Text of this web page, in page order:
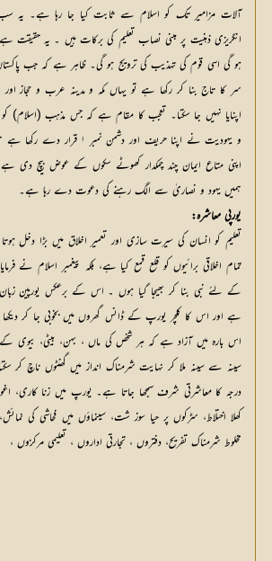
آلات مزامیر تک کو اسلام سے ثابت کیا جا رہا ہے۔ یہ سب
انگریزی ذہنیت پر مبنی نصاب تعلیم کی برکات ہیں ۔ یہ
ہو گی اسی قوم کی تہذیب کی ترویج ہو گی۔ ظاہر ہے کہ جب
سر کا تاج بنا کر رکھا ہے تو یہاں مکہ و مدینہ عرب و حجاز
اپنایا نہیں جا سکتا۔ تعجب کا مقام ہے کہ جس مذہب (اسلام)
و یہودیت نے اپنا حریف اور دشمن
اپنی متاع ایمان چند چمکدار کھوٹے سکوں کے عوض بیچ دی ہے۔
ہمیں یہود و نصاریٰ سے الگ رہنے کی دعوت دے رہا ہے۔
یورپی معاشرہ:
تعلیم کو انسان کی سیرت سازی اور تعمیر اخلاق میں بڑا دخل
تمام اخلاقی برائیوں کو قلع قمع کیا ہے، بلکہ پیغمبر اسلام نے
کے لئے نبی بنا کر بھیجا گیا ہوں ۔ اس کے برعکس یورپین
ہے اور اس کا کلچر یورپ کے ڈانس گھروں میں بخوبی جا کر
اس بارہ میں آزاد ہے کہ ہر شخص کی ماں ، بہن، بیٹی، بیوی کے
سینہ سے سینہ ملا کر نہایت شرمناک انداز میں گھنٹوں ناچ کر
درجہ کا معاشرتی شرف سمجھا جاتا ہے۔ یورپ میں زنا کاری،
کھلا اختلاط، سڑکوں پر حیا سوز شت، سینماؤں میں فحاشی کی
مخلوط شرمناک تفریح، دفتروں ، تجارتی اداروں ، تعلیمی مرکزوں ،